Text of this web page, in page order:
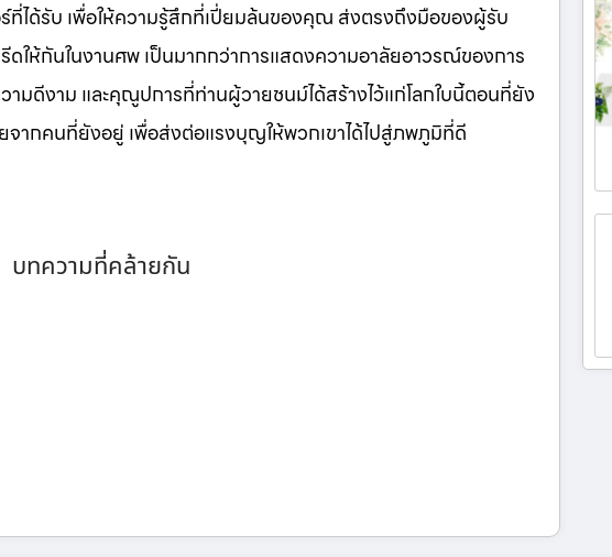
ร์ที่ได้รับ เพื่อให้ความรู้สึกที่เปี่ยมล้นของคุณ ส่งตรงถึงมือของผู้รับ
ให้กันในงานศพ เป็นมากกว่าการแสดงความอาลัยอาวรณ์ของการ
มดีงาม และคุณูปการที่ท่านผู้วายชนม์ได้สร้างไว้แก่โลกใบนี้ตอนที่ยัง
ากคนที่ยังอยู่ เพื่อส่งต่อแรงบุญให้พวกเขาได้ไปสู่ภพภูมิที่ดี
บทความที่คล้ายกัน